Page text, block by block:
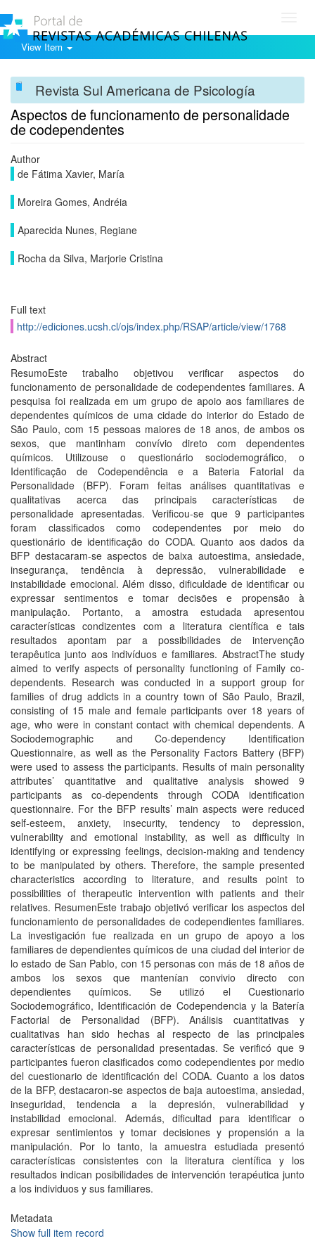
View Item
Revista Sul Americana de Psicología
Aspectos de funcionamento de personalidade
de codependentes
Author
de Fátima Xavier, María
Moreira Gomes, Andréia
Aparecida Nunes, Regiane
Rocha da Silva, Marjorie Cristina
Full text
http://ediciones.ucsh.cl/ojs/index.php/RSAP/article/view/1768
Abstract
ResumoEste trabalho objetivou verificar aspectos do
funcionamento de personalidade de codependentes familiares. A
pesquisa foi realizada em um grupo de apoio aos familiares de
dependentes químicos de uma cidade do interior do Estado de
São Paulo, com 15 pessoas maiores de 18 anos, de ambos os
sexos, que mantinham convívio direto com dependentes
químicos. Utilizouse o questionário sociodemográfico, o
Identificação de Codependência e a Bateria Fatorial da
Personalidade (BFP). Foram feitas análises quantitativas e
qualitativas acerca das principais características de
personalidade apresentadas. Verificou-se que 9 participantes
foram classificados como codependentes por meio do
questionário de identificação do CODA. Quanto aos dados da
BFP destacaram-se aspectos de baixa autoestima, ansiedade,
insegurança, tendência à depressão, vulnerabilidade e
instabilidade emocional. Além disso, dificuldade de identificar ou
expressar sentimentos e tomar decisões e propensão à
manipulação. Portanto, a amostra estudada apresentou
características condizentes com a literatura científica e tais
resultados apontam par a possibilidades de intervenção
terapêutica junto aos indivíduos e familiares. AbstractThe study
aimed to verify aspects of personality functioning of Family co-
dependents. Research was conducted in a support group for
families of drug addicts in a country town of São Paulo, Brazil,
consisting of 15 male and female participants over 18 years of
age, who were in constant contact with chemical dependents. A
Sociodemographic and Co-dependency Identification
Questionnaire, as well as the Personality Factors Battery (BFP)
were used to assess the participants. Results of main personality
attributes’ quantitative and qualitative analysis showed 9
participants as co-dependents through CODA identification
questionnaire. For the BFP results’ main aspects were reduced
self-esteem, anxiety, insecurity, tendency to depression,
vulnerability and emotional instability, as well as difficulty in
identifying or expressing feelings, decision-making and tendency
to be manipulated by others. Therefore, the sample presented
characteristics according to literature, and results point to
possibilities of therapeutic intervention with patients and their
relatives. ResumenEste trabajo objetivó verificar los aspectos del
funcionamiento de personalidades de codependientes familiares.
La investigación fue realizada en un grupo de apoyo a los
familiares de dependientes químicos de una ciudad del interior de
lo estado de San Pablo, con 15 personas con más de 18 años de
ambos los sexos que mantenían convivio directo con
dependientes químicos. Se utilizó el Cuestionario
Sociodemográfico, Identificación de Codependencia y la Batería
Factorial de Personalidad (BFP). Análisis cuantitativas y
cualitativas han sido hechas al respecto de las principales
características de personalidad presentadas. Se verificó que 9
participantes fueron clasificados como codependientes por medio
del cuestionario de identificación del CODA. Cuanto a los datos
de la BFP, destacaron-se aspectos de baja autoestima, ansiedad,
inseguridad, tendencia a la depresión, vulnerabilidad y
instabilidad emocional. Además, dificultad para identificar o
expresar sentimientos y tomar decisiones y propensión a la
manipulación. Por lo tanto, la amuestra estudiada presentó
características consistentes con la literatura científica y los
resultados indican posibilidades de intervención terapéutica junto
a los individuos y sus familiares.
Metadata
Show full item record